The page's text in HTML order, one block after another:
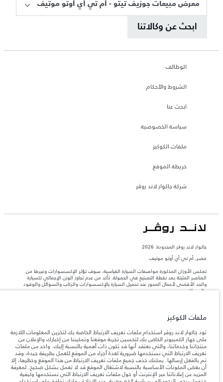
معرض مبيعات جوزيف تيتو - أم تي أي أوتو موتيف
ابحث عن وكالاتنا
الوظائف
الشروط والأحكام
ابحث عنا
سياسة الخصوصية
ملفات الكوكيز
خريطة الموقع
شركة جاكوار لاند روڤر
جاكوار لاند روڨر المحدودة: 2026
مصر, أم تي أي أوتو موتيف
تعكس الأوزان المذكورة مواصفات السيارة القياسية. سوف تؤثر الإكسسوارات وغيرها من
العناصر المثبتة بعد نقطة التصنيع في الحمولة. تأكد من عدم تجاوز الوزن الإجمالي للسيارة
والحد الأقصى لأحمال المحور عند تحميل السيارة بالإكسسوارات والركاب والسوائل والوقود
والحمولة.
المعلومات والمواصفات والأسعار والألوان المذكورة على هذا الموقع قد تختلف من بلد إلى
آخر، كما أنّها قد تتغير بدون إشعار مسبق. الرجاء التواصل مع وكيلنا المحلي للتأكد من توفّرها
ملاحظة مهمة حول الصور والمواصفات.إن النقص العالمي في أشباه الموصلات يؤثر حاليًا
في مواصفات تصميم السيارات وتوفر الخيارات وتوقيتات التصاميم. هذا ظرف ديناميكي
للغاية، ونتيجة لذلك، قد لا تمثّل الصور المستخدَمة ضمن موقع الويب حاليًا المواصفات الحالية
بالكامل بالنسبة إلى الميزات والخيارات والحلية ومجموعات الألوان. يرجى استشارة وكيلك الذي
سيتمكّن من تأكيد أي تقييدات حالية معك للسماح لك باتخاذ قرار مدروس
الأرقام المقدمة هي نتيجة لاختبارات المصنع الرسمية وفقاً لتشريعات الاتحاد الأوروبي. قد
ملفات الكوكيز
تود جاكوار لاند روڤر استخدام ملفات تعريف الارتباط الخاصة بك لتخزين المعلومات اللازمة
على جهاز الكمبيوتر الخاص بك لتحسين تجربة موقعنا وتمكيننا من إخبارك والإعلان عن
منتجاتنا وخدماتنا، والتي نعتقد أنها قد تكون ذات أهمية بالنسبة إليك. واحد من ملفات
تعريف الارتباط التي نستخدمها ضرورية لعدة أجزاء من الموقع للعمل بطريقة جيدة، وقد
تم بالفعل إرسالها. يمكنك حذف جميع ملفات تعريف الارتباط من هذا الموقع وحظرها، إلا
أن بعض المكونات الأساسية بالنسبة لاشتغال الموقع قد لا تعمل بشكل صحيح. لمعرفة
المزيد عن إعلاناتنا عبر الإنترنت أو حول ملفات تعريف الارتباط التي نستخدمها وكيفية